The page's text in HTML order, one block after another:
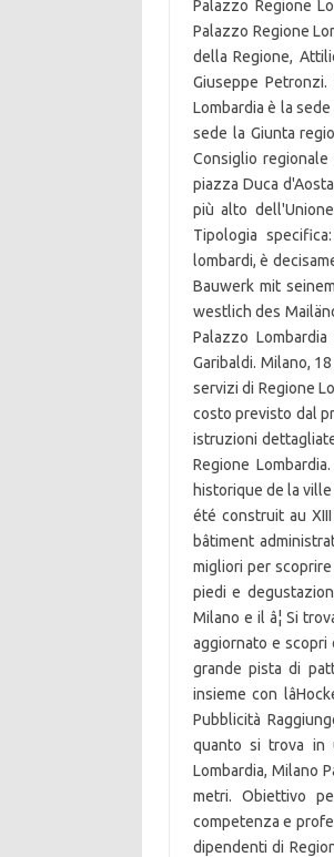
Palazzo Regione
Palazzo Regione
della Regione,
Giuseppe
Lombardia è la
sede la Giunta
Consiglio
piazza Duca
più alto
Tipologia
lombardi, è
Bauwerk mit
westlich des
Palazzo
Garibaldi. Milano,
servizi di Regione
costo previsto dal
istruzioni
Regione
historique de la
été construit au
bâtiment
migliori per scoprire
piedi e
Milano e il â¦ Si
aggiornato e scopri
grande pista di
insieme con
Pubblicità
quanto si trova in
Lombardia, Milano
metri. Obiettivo
competenza e
dipendenti di